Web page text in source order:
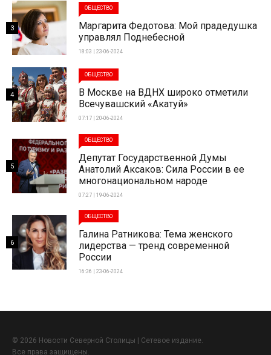
ОБЩЕСТВО
Маргарита Федотова: Мой прадедушка
управлял Поднебесной
18:03 | 23-06-2024
3
ОБЩЕСТВО
В Москве на ВДНХ широко отметили
Всечувашский «Акатуй»
07:17 | 20-06-2024
4
ОБЩЕСТВО
Депутат Государственной Думы
Анатолий Аксаков: Сила России в ее
многонациональном народе
07:27 | 19-06-2024
5
ОБЩЕСТВО
Галина Ратникова: Тема женского
лидерства — тренд современной
России
16:36 | 23-06-2024
6
© 2026 Новости Северной Столицы | Сетевое издание.
Все права защищены.